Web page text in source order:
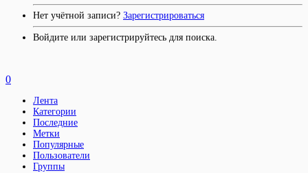
Нет учётной записи? Зарегистрироваться
Войдите или зарегистрируйтесь для поиска.
0
Лента
Категории
Последние
Метки
Популярные
Пользователи
Группы